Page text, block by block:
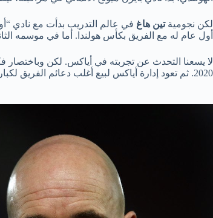
لكن نجوميةتين هاغ
أول عام له مع الفريق بكأس هولندا. أما في موسمه
لا يسعنا التحدث عن تجربته في أياكس. لكن وباختصار
2020. ثم تعود إدارة أياكس لبيع أغلب دعائم الفريق لكبار أوروبا. لكنه يعود وينافس رغم تغيير أغلب عناصر التشكيلة الأساسية.